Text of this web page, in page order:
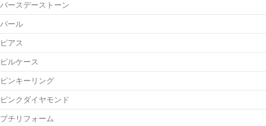
バースデーストーン
パール
ピアス
ピルケース
ピンキーリング
ピンクダイヤモンド
プチリフォーム